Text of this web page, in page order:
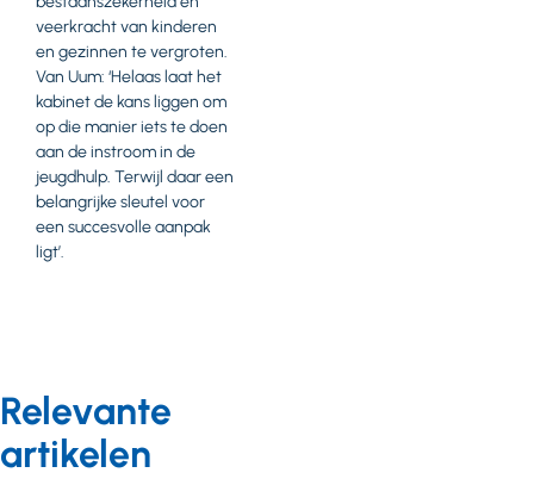
veerkracht van kinderen
en gezinnen te vergroten.
Van Uum: ‘Helaas laat het
kabinet de kans liggen om
op die manier iets te doen
aan de instroom in de
jeugdhulp. Terwijl daar een
belangrijke sleutel voor
een succesvolle aanpak
ligt’.
Relevante
artikelen